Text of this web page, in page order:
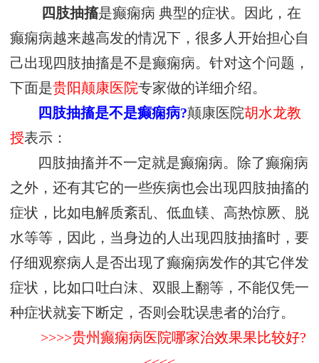
四肢抽搐是癫痫病 典型的症状。因此，在
癫痫病越来越高发的情况下，很多人开始担心自
己出现四肢抽搐是不是癫痫病。针对这个问题，
下面是贵阳颠康医院专家做的详细介绍。
四肢抽搐是不是癫痫病?颠康医院胡水龙教
授表示：
四肢抽搐并不一定就是癫痫病。除了癫痫病
之外，还有其它的一些疾病也会出现四肢抽搐的
症状，比如电解质紊乱、低血镁、高热惊厥、脱
水等等，因此，当身边的人出现四肢抽搐时，要
仔细观察病人是否出现了癫痫病发作的其它伴发
症状，比如口吐白沫、双眼上翻等，不能仅凭一
种症状就妄下断定，否则会耽误患者的治疗。
>>>>贵州癫痫病医院哪家治效果果比较好?